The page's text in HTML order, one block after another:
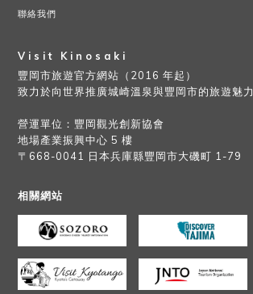
聯絡我們
Visit Kinosaki
豐岡市旅遊官方網站（2016 年起）
致力於向世界推廣城崎溫泉與豐岡市的旅遊魅力
營運單位：豐岡觀光創新協會
地場產業振興中心 5 樓
〒668-0041 日本兵庫縣豐岡市大磯町 1-79
相關網站